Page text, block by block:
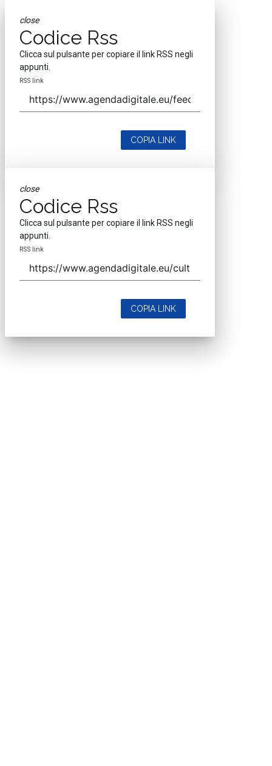
close
Codice Rss
Clicca sul pulsante per copiare il link RSS negli
appunti.
RSS link
COPIA LINK
close
Codice Rss
Clicca sul pulsante per copiare il link RSS negli
appunti.
RSS link
COPIA LINK